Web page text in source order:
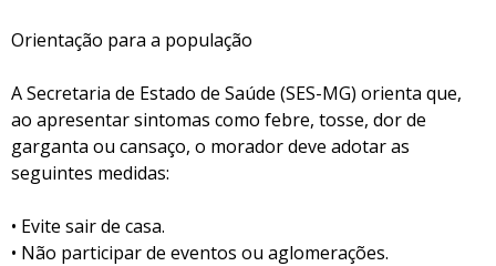
Orientação para a população
A Secretaria de Estado de Saúde (SES-MG) orienta que,
ao apresentar sintomas como febre, tosse, dor de
garganta ou cansaço, o morador deve adotar as
seguintes medidas:
• Evite sair de casa.
• Não participar de eventos ou aglomerações.